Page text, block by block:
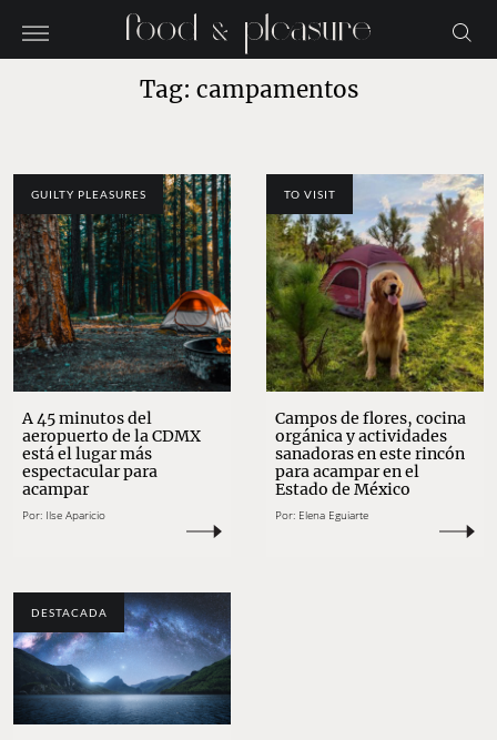
Tag: campamentos
GUILTY PLEASURES
A 45 minutos del
aeropuerto de la CDMX
está el lugar más
espectacular para
acampar
Por: Ilse Aparicio
TO VISIT
Campos de flores, cocina
orgánica y actividades
sanadoras en este rincón
para acampar en el
Estado de México
Por: Elena Eguiarte
DESTACADA